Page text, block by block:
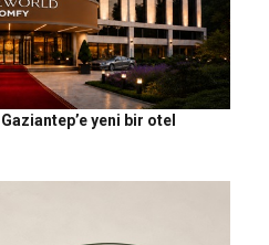
yeni bir otel